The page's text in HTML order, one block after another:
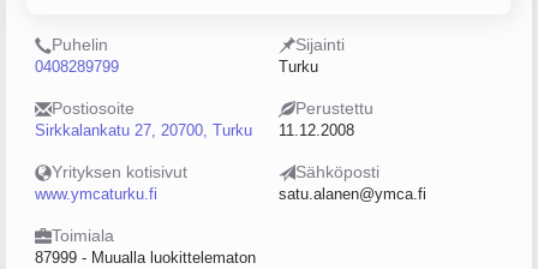
Puhelin
0408289799
Sijainti
Turku
Postiosoite
Sirkkalankatu 27, 20700, Turku
Perustettu
11.12.2008
Yrityksen kotisivut
www.ymcaturku.fi
Sähköposti
satu.alanen@ymca.fi
Toimiala
87999 - Muualla luokittelematon